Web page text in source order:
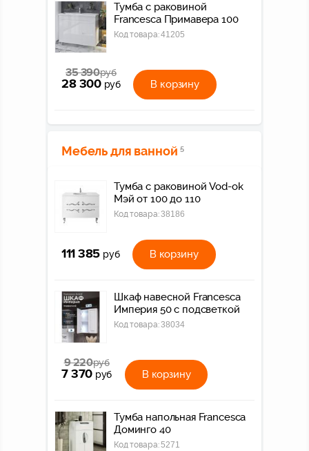
Тумба с раковиной
Francesca Примавера 100
Код товара:41205
35 390руб
28 300 руб В корзину
Мебель для ванной 5
Тумба с раковиной Vod-ok
Мэй от 100 до 110
Код товара:38186
111 385 руб В корзину
Шкаф навесной Francesca
Империя 50 с подсветкой
Код товара:38034
9 220руб
7 370 руб В корзину
Тумба напольная Francesca
Доминго 40
Код товара:5271